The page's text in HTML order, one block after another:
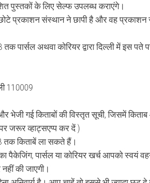
पुस्तकों के लिए सेल्फ उपलब्ध कराएंगे।
संस्थान ने छापी है और वह प्रकाशन
अथवा कोरियर द्वारा दिल्ली में इस पते
110009
भेजी गई किताबों की विस्तृत सूची, जिसमें
जरूर व्हाट्सएप्प कर दें )
तक किताबें ला सकते हैं।
पैकेजिंग, पार्सल या कोरियर खर्च आपको स्वयं
की जाएगी।